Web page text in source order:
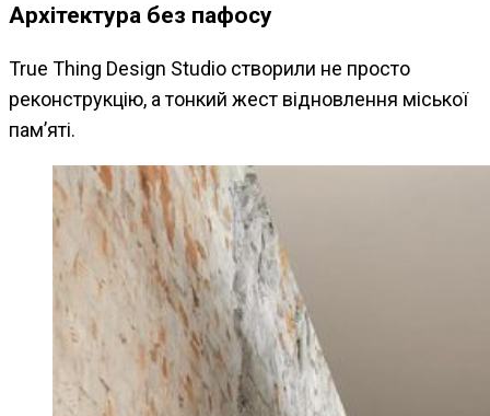
Архітектура без пафосу
True Thing Design Studio створили не просто
реконструкцію, а тонкий жест відновлення міської
пам’яті.